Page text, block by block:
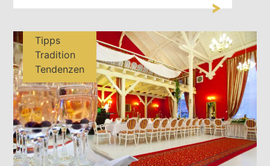
Tipps
Tradition
Tendenzen